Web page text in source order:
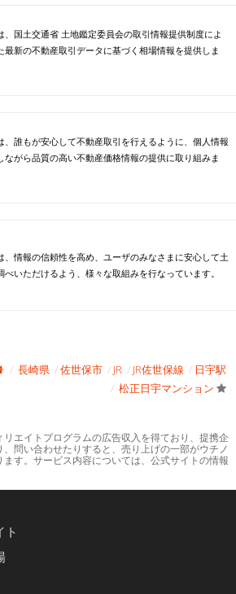
、国土交通省 土地鑑定委員会の取引情報提供制度によ
最新の不動産取引データに基づく相場情報を提供しま
、誰もが安心して不動産取引を行えるように、個人情報
ながら品質の高い不動産価格情報の提供に取り組みま
、情報の信頼性を高め、ユーザのみなさまに安心して土
べいただけるよう、様々な取組みを行なっています。
長崎県 佐世保市 JR JR佐世保線
日宇駅
松正日宇マンション
エイトプログラムの広告収入を得ており、提携企
問い合わせたりすると、売り上げの一部がウチノ
す。サービス内容については、公式サイトの情報
ト